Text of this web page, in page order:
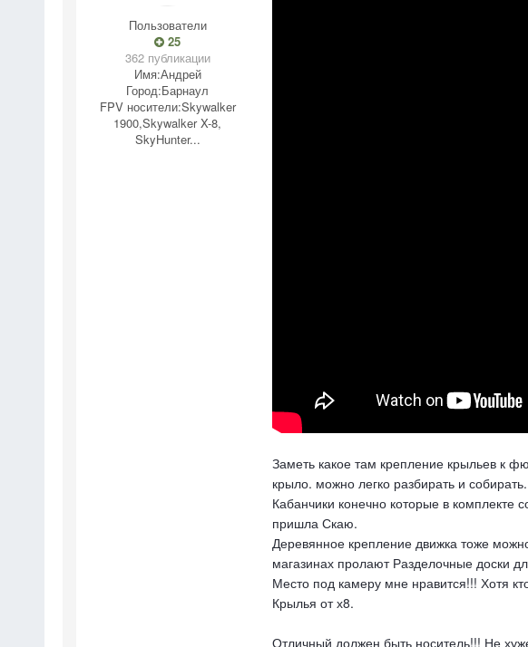
Пользователи
25
362 публикации
Имя:Андрей
Город:Барнаул
FPV носители:Skywalker
1900,Skywalker X-8,
SkyHunter...
Заметь какое там крепление крыльев к
крыло. можно легко разбирать и собирать.
Кабанчики конечно которые в
пришла Скаю.
Деревянное крепление движка тоже
магазинах пролают Разделочные доски
Место под камеру мне нравится!!! Хотя
Крылья от х8.
Отличный должен быть носитель!!! Не